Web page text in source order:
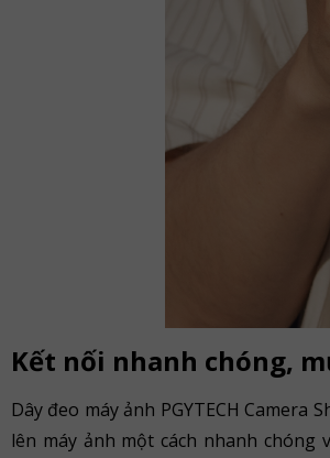
Kết nối nhanh chóng,
Dây đeo máy ảnh PGYTECH
lên máy ảnh một cách nhanh